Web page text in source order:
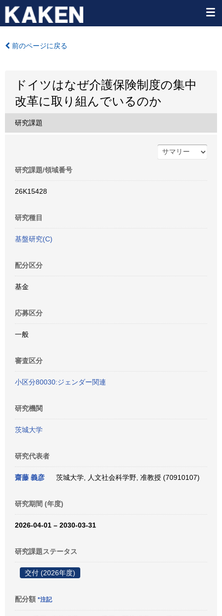
前のページに戻る
ドイツはなぜ介護保険制度の集中
改革に取り組んでいるのか
研究課題
研究課題/領域番号
26K15428
研究種目
基盤研究(C)
配分区分
基金
応募区分
一般
審査区分
小区分80030:ジェンダー関連
研究機関
茨城大学
研究代表者
齋藤 義彦 茨城大学, 人文社会科学野, 准教授 (70910107)
研究期間 (年度)
2026-04-01 – 2030-03-31
研究課題ステータス
交付 (2026年度)
配分額 *注記